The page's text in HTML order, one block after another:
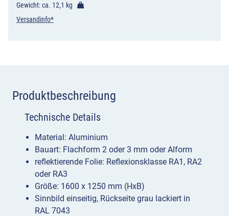
Gewicht: ca. 12,1 kg
Versandinfo*
Produktbeschreibung
Technische Details
Material: Aluminium
Bauart: Flachform 2 oder 3 mm oder Alform
reflektierende Folie: Reflexionsklasse RA1, RA2
oder RA3
Größe: 1600 x 1250 mm (HxB)
Sinnbild einseitig, Rückseite grau lackiert in
RAL 7043